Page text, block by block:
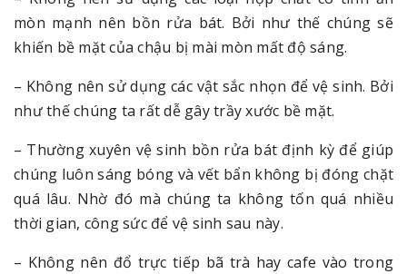
mòn mạnh nên bồn rửa bát. Bởi như thế chúng sẽ
khiến bề mặt của chậu bị mài mòn mất độ sáng.
– Không nên sử dụng các vật sắc nhọn để vệ sinh. Bởi
như thế chúng ta rất dễ gây trầy xước bề mặt.
– Thường xuyên vệ sinh bồn rửa bát định kỳ để giúp
chúng luôn sáng bóng và vết bẩn không bị đóng chặt
quá lâu. Nhờ đó mà chúng ta không tốn quá nhiều
thời gian, công sức để vệ sinh sau này.
– Không nên đổ trực tiếp bã trà hay cafe vào trong